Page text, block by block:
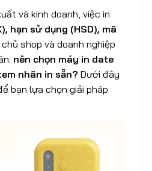
và kinh doanh, việc in
hạn sử dụng (HSD), mã
shop và doanh nghiệp
nên chọn máy in date
nhãn in sẵn? Dưới đây
bạn lựa chọn giải pháp